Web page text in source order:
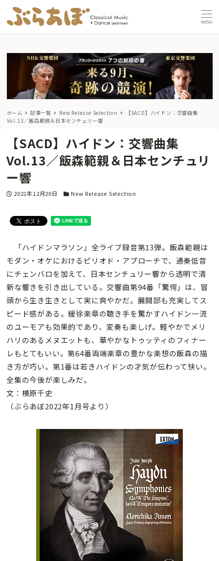
MENU
ホーム 記事一覧 New Release Selection
【SACD】ハイドン：交響曲集
Vol.13／飯森範親＆日本センチュリー響
【SACD】ハイドン：交響曲集
Vol.13／飯森範親＆日本センチュリ
ー響
投稿日
2021年12月20日 カテゴリー
New Release Selection
「ハイドンマラソン」全ライブ録音第13弾。飯森範親は
モダン・オケにおけるピリオド・アプローチで、通奏低音
にチェンバロを加えて、日本センチュリー響から透明で清
新な響きを引き出している。交響曲第94番「驚愕」は、冒
頭から生き生きとして実に爽やかだ。展開部も充実してス
ピード感がある。緩徐楽章の聴き手を驚かすハイドン一流
のユーモアも効果的であり、変奏も楽しげ。軽やかでメリ
ハリのあるメヌエットも、華やかなトゥッティのフィナー
レもとてもいい。第64番両端楽章の豊かな楽想の飯森の描
き方が巧い。第1番は若きハイドンの才気が伝わって快い。
全集の今後が楽しみだ。
文：横原千史
（ぶらあぼ2022年1月号より）